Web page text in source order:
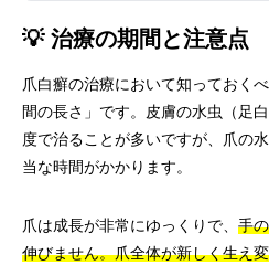
💡 治療の期間と注意点
爪白癬の治療において知っておく
間の長さ」です。皮膚の水虫（足
度で治ることが多いですが、爪の
当な時間がかかります。
爪は成長が非常にゆっくりで、 手
伸びません。爪全体が新しく生え